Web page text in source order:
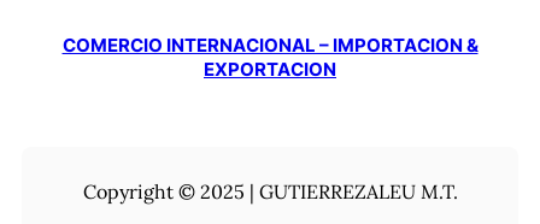
COMERCIO INTERNACIONAL – IMPORTACION &
EXPORTACION
Copyright © 2025 | GUTIERREZALEU M.T.